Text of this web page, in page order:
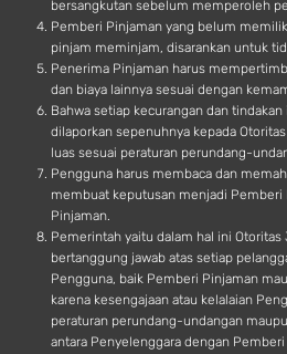
bersangkutan sebelum memperoleh
Pemberi Pinjaman yang belum
pinjam meminjam, disarankan untuk
Penerima Pinjaman harus
dan biaya lainnya sesuai dengan
Bahwa setiap kecurangan dan
dilaporkan sepenuhnya kepada
luas sesuai peraturan perundang-
Pengguna harus membaca dan
membuat keputusan menjadi Pemberi
Pinjaman.
Pemerintah yaitu dalam hal ini Otoritas
bertanggung jawab atas setiap
Pengguna, baik Pemberi Pinjaman
karena kesengajaan atau kelalaian
peraturan perundang-undangan
antara Penyelenggara dengan